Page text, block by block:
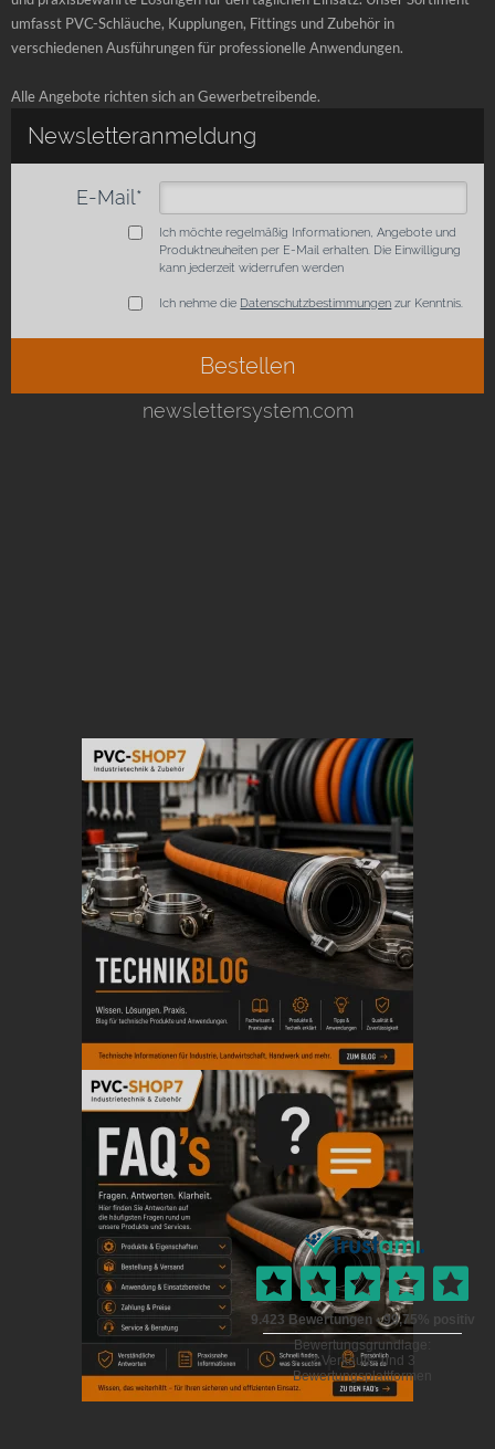
umfasst PVC-Schläuche, Kupplungen, Fittings und Zubehör in
verschiedenen Ausführungen für professionelle Anwendungen.
Alle Angebote richten sich an Gewerbetreibende.